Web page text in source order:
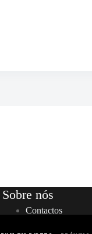
Sobre nós
Contactos
Localização